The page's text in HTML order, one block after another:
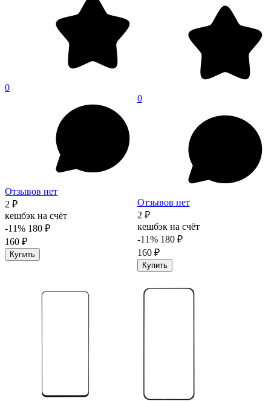
0
Отзывов нет
2 ₽
кешбэк на счёт
-11% 180 ₽
160 ₽
Купить
0
Отзывов нет
2 ₽
кешбэк на счёт
-11% 180 ₽
160 ₽
Купить